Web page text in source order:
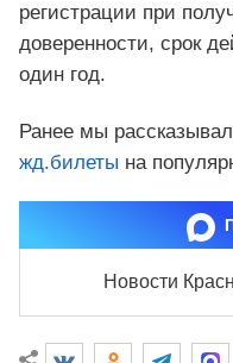
регистрации при
доверенности, срок
один год.
Ранее мы
жд.билеты на
Новости